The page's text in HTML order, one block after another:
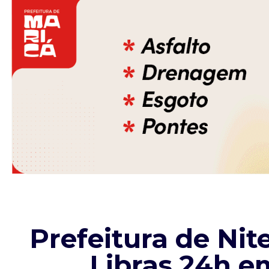
Niterói
Rio de Janeiro
POLÍTICA
POLÍCIA
ENTRETENIMENTO
COLUNAS
Prefeitura de